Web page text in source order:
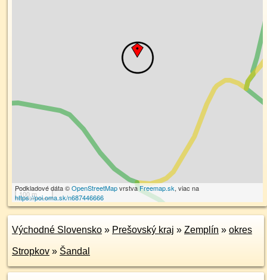
100 m
Podkladové dáta ©OpenStreetMapvrstva Freemap.sk, viac na
https://poi.oma.sk/n687446666
Východné Slovensko » Prešovský kraj » Zemplín » okres
Stropkov » Šandal